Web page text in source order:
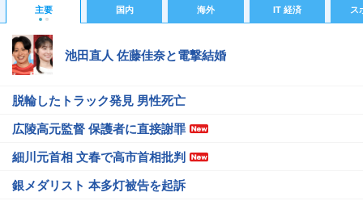
主要 国内 海外 IT 経済 ス
池田直人 佐藤佳奈と電撃結婚
脱輪したトラック発見 男性死亡
広陵高元監督 保護者に直接謝罪
細川元首相 文春で高市首相批判
銀メダリスト 本多灯被告を起訴